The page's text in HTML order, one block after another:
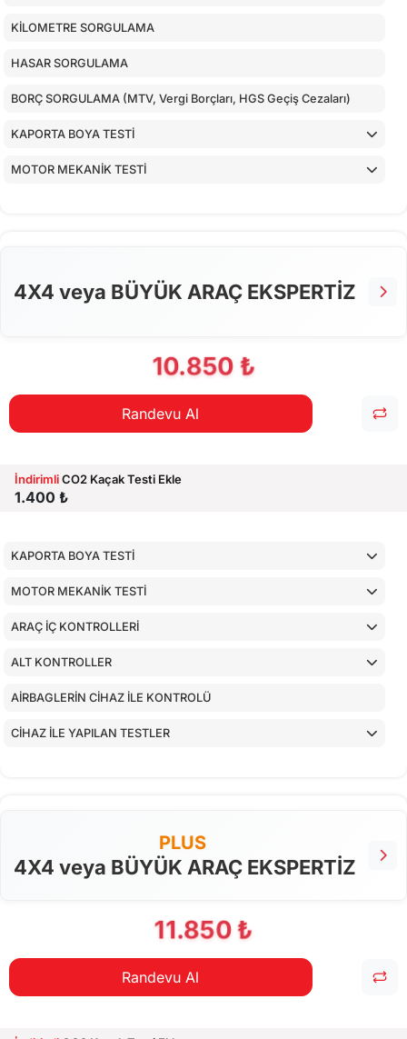
KİLOMETRE SORGULAMA
HASAR SORGULAMA
BORÇ SORGULAMA (MTV, Vergi Borçları, HGS Geçiş Cezaları)
KAPORTA BOYA TESTİ
MOTOR MEKANİK TESTİ
4X4 veya BÜYÜK ARAÇ EKSPERTİZ
10.850 ₺
Randevu Al
İndirimliCO2 Kaçak Testi Ekle
1.400 ₺
KAPORTA BOYA TESTİ
MOTOR MEKANİK TESTİ
ARAÇ İÇ KONTROLLERİ
ALT KONTROLLER
AİRBAGLERİN CİHAZ İLE KONTROLÜ
CİHAZ İLE YAPILAN TESTLER
PLUS
4X4 veya BÜYÜK ARAÇ EKSPERTİZ
11.850 ₺
Randevu Al